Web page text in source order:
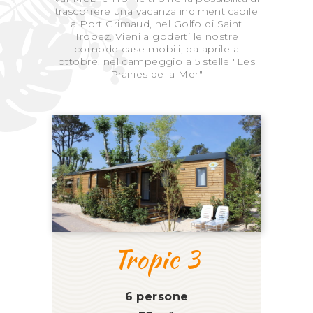
trascorrere una vacanza indimenticabile
a Port Grimaud, nel Golfo di Saint
Tropez. Vieni a goderti le nostre
comode case mobili, da aprile a
ottobre, nel campeggio a 5 stelle "Les
Prairies de la Mer"
Tropic 3
6 persone